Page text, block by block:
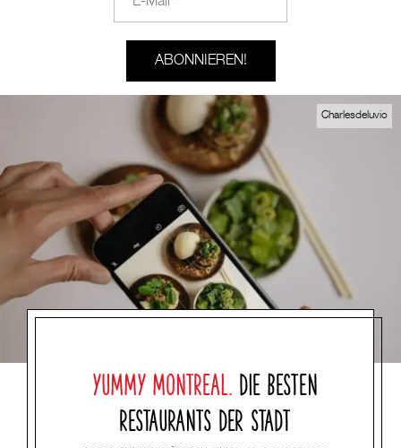
Charlesdeluvio
YUMMY MONTREAL. DIE BESTEN
RESTAURANTS DER STADT